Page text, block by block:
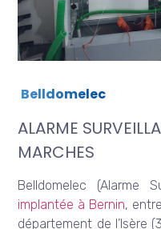
Belldomelec
ALARME
MARCHES
Belldomelec (Alarme
implantée à Bernin,
département de l’Isère